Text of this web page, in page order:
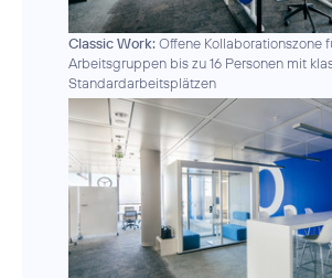
Classic Work: Offene Kollaborationszone
Arbeitsgruppen bis zu 16 Personen mit
Standardarbeitsplätzen